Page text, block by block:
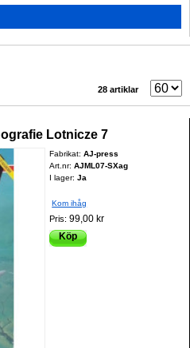
28 artiklar
Lotnicze 7
Fabrikat:AJ-press
Art.nr:AJML07-SXag
I lager: Ja
Kom ihåg
Pris:99,00 kr
Köp